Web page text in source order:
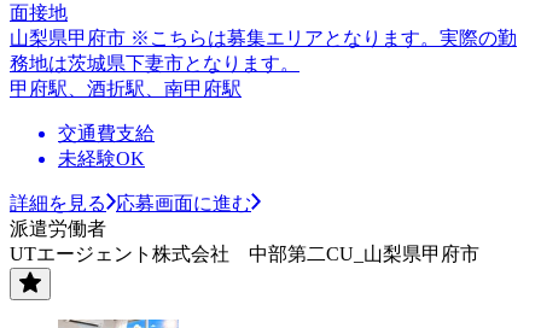
面接地
山梨県甲府市 ※こちらは募集エリアとなります。実際の勤
務地は茨城県下妻市となります。
甲府駅、酒折駅、南甲府駅
交通費支給
未経験OK
詳細を見る
応募画面に進む
派遣労働者
UTエージェント株式会社 中部第二CU_山梨県甲府市